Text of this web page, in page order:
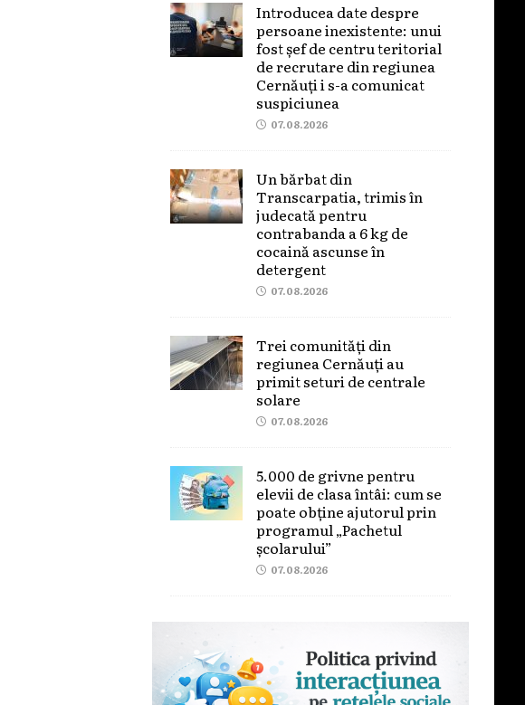
Introducea date despre
persoane inexistente: unui
fost șef de centru teritorial
de recrutare din regiunea
Cernăuți i s-a comunicat
suspiciunea
07.08.2026
Un bărbat din
Transcarpatia, trimis în
judecată pentru
contrabanda a 6 kg de
cocaină ascunse în
detergent
07.08.2026
Trei comunități din
regiunea Cernăuți au
primit seturi de centrale
solare
07.08.2026
5.000 de grivne pentru
elevii de clasa întâi: cum se
poate obține ajutorul prin
programul „Pachetul
școlarului”
07.08.2026